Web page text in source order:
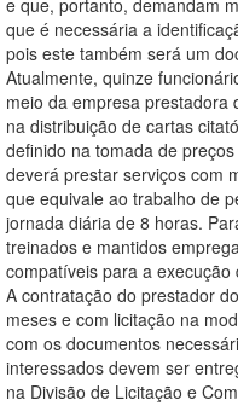
e que, portanto, demandam
que é necessária a
pois este também será um
Atualmente, quinze
meio da empresa prestadora
na distribuição de cartas
definido na tomada de
deverá prestar serviços com
que equivale ao trabalho de
jornada diária de 8 horas.
treinados e mantidos
compatíveis para a
A contratação do prestador
meses e com licitação na
com os documentos
interessados devem ser
na Divisão de Licitação e